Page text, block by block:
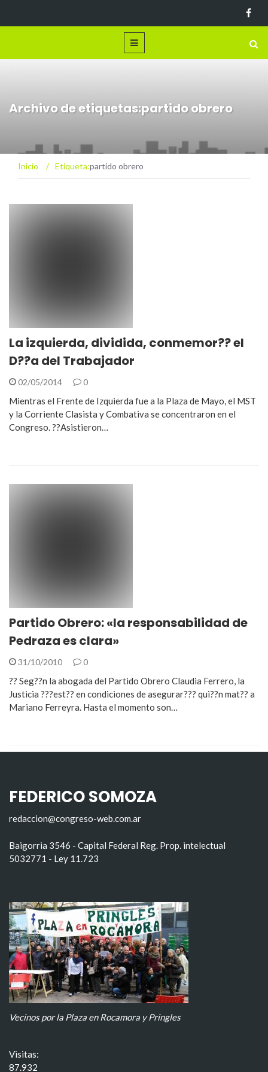
Archivo de etiquetas:partido obrero
Inicio / Etiqueta:partido obrero
La izquierda, dividida, conmemor?? el
D??a del Trabajador
02/05/2014 0
Mientras el Frente de Izquierda fue a la Plaza de Mayo, el MST
y la Corriente Clasista y Combativa se concentraron en el
Congreso. ??Asistieron…
Partido Obrero: «la responsabilidad de
Pedraza es clara»
31/10/2010 0
?? Seg??n la abogada del Partido Obrero Claudia Ferrero, la
Justicia ???est?? en condiciones de asegurar??? qui??n mat?? a
Mariano Ferreyra. Hasta el momento son…
FEDERICO SOMOZA
redaccion@congreso-web.com.ar
Baigorria 3546 - Capital Federal Reg. Prop. intelectual
5032771 - Ley 11.723
Vecinos por la Plaza en Rocamora y Pringles
Visitas:
87.932